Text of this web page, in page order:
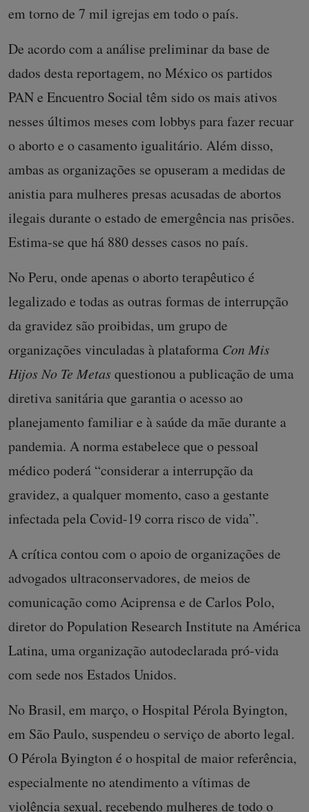
em torno de 7 mil igrejas em todo o país.
De acordo com a análise preliminar da base de
dados desta reportagem, no México os partidos
PAN e Encuentro Social têm sido os mais ativos
nesses últimos meses com lobbys para fazer recuar
o aborto e o casamento igualitário. Além disso,
ambas as organizações se opuseram a medidas de
anistia para mulheres presas acusadas de abortos
ilegais durante o estado de emergência nas prisões.
Estima-se que há 880 desses casos no país.
No Peru, onde apenas o aborto terapêutico é
legalizado e todas as outras formas de interrupção
da gravidez são proibidas, um grupo de
organizações vinculadas à plataforma Con Mis
Hijos No Te Metasquestionou a publicação de uma
diretiva sanitária que garantia o acesso ao
planejamento familiar e à saúde da mãe durante a
pandemia. A norma estabelece que o pessoal
médico poderá “considerar a interrupção da
gravidez, a qualquer momento, caso a gestante
infectada pela Covid-19 corra risco de vida”.
A crítica contou com o apoio de organizações de
advogados ultraconservadores, de meios de
comunicação como Aciprensa e de Carlos Polo,
diretor do Population Research Institute na América
Latina, uma organização autodeclarada pró-vida
com sede nos Estados Unidos.
No Brasil, em março, o Hospital Pérola Byington,
em São Paulo, suspendeu o serviço de aborto legal.
O Pérola Byington é o hospital de maior referência,
especialmente no atendimento a vítimas de
violência sexual, recebendo mulheres de todo o